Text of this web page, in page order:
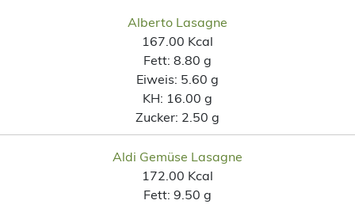
Alberto Lasagne
167.00 Kcal
Fett: 8.80 g
Eiweis: 5.60 g
KH: 16.00 g
Zucker: 2.50 g
Aldi Gemüse Lasagne
172.00 Kcal
Fett: 9.50 g